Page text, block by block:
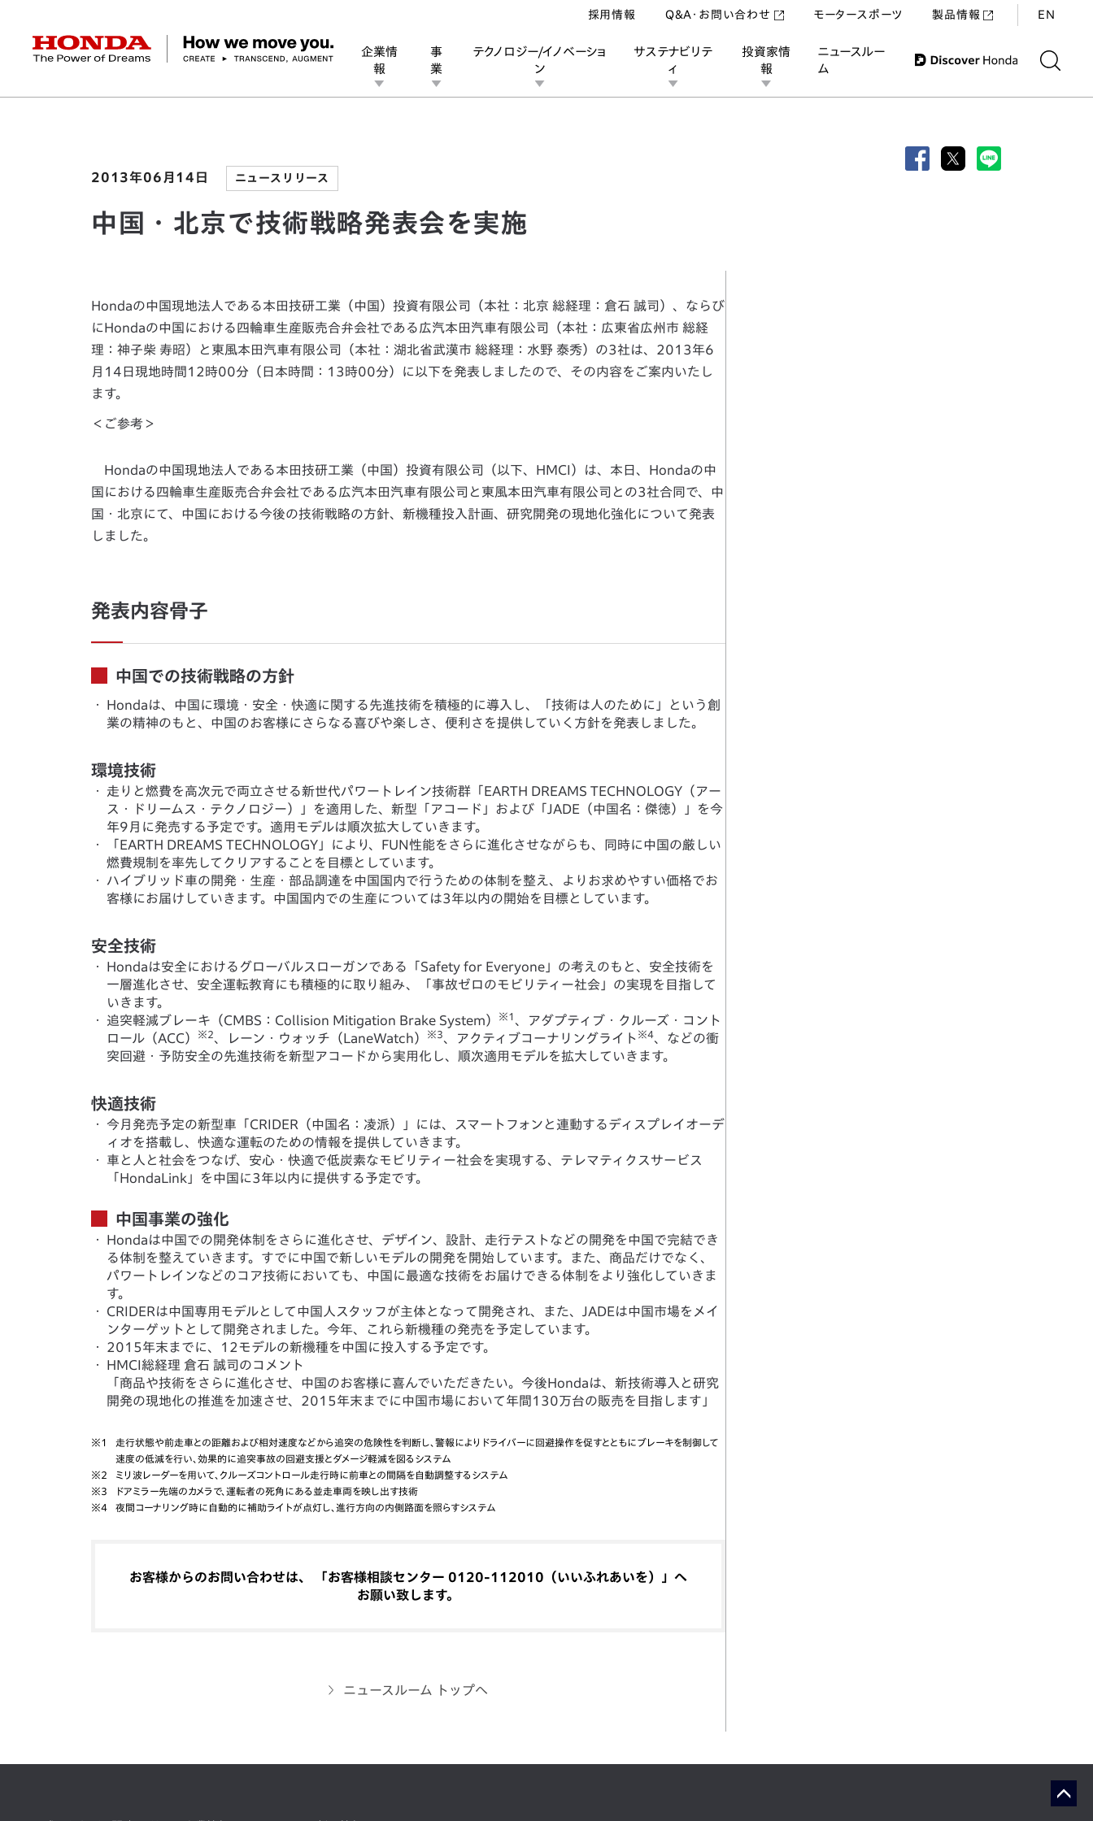
HONDA The Power of Dreams
企業情
報
社長メッセージ 経営方針 会社概要 ヒストリー
事
業
バイク パワープロダクツ マリン その他事業
テクノロジー/イノベーショ
ン
テクノロジー デザイン オープンイノベーション
サステナビリテ
ィ
ESGレポート Honda Report 環境 社会 ガバナンス
投資家情
報
IR資料室 財務・業績情報 株式・債券情報
ニュースルー
ム
ニュースルーム
Discover Honda
採用情報 Q&A・お問い合わせ モータースポーツ 製品情報 EN
中国・北京で技術戦略発表会を実施
2013年06月14日 ニュースリリース
中国・北京で技術戦略発表会を実施
Hondaの中国現地法人である本田技研工業（中国）投資有限公司（本社：北京 総経理：倉石 誠司）、ならび
にHondaの中国における四輪車生産販売合弁会社である広汽本田汽車有限公司（本社：広東省広州市 総経
理：神子柴 寿昭）と東風本田汽車有限公司（本社：湖北省武漢市 総経理：水野 泰秀）の3社は、2013年6
月14日現地時間12時00分（日本時間：13時00分）に以下を発表しましたので、その内容をご案内いたし
ます。
＜ご参考＞
Hondaの中国現地法人である本田技研工業（中国）投資有限公司（以下、HMCI）は、本日、Hondaの中
国における四輪車生産販売合弁会社である広汽本田汽車有限公司と東風本田汽車有限公司との3社合同で、中
国・北京にて、中国における今後の技術戦略の方針、新機種投入計画、研究開発の現地化強化について発表
しました。
発表内容骨子
中国での技術戦略の方針
・
Hondaは、中国に環境・安全・快適に関する先進技術を積極的に導入し、「技術は人のために」という創
業の精神のもと、中国のお客様にさらなる喜びや楽しさ、便利さを提供していく方針を発表しました。
環境技術
・
走りと燃費を高次元で両立させる新世代パワートレイン技術群「EARTH DREAMS TECHNOLOGY（アー
ス・ドリームス・テクノロジー）」を適用した、新型「アコード」および「JADE（中国名：傑徳）」を今
年9月に発売する予定です。適用モデルは順次拡大していきます。
・
「EARTH DREAMS TECHNOLOGY」により、FUN性能をさらに進化させながらも、同時に中国の厳しい
燃費規制を率先してクリアすることを目標としています。
・
ハイブリッド車の開発・生産・部品調達を中国国内で行うための体制を整え、よりお求めやすい価格でお
客様にお届けしていきます。中国国内での生産については3年以内の開始を目標としています。
安全技術
・
Hondaは安全におけるグローバルスローガンである「Safety for Everyone」の考えのもと、安全技術を
一層進化させ、安全運転教育にも積極的に取り組み、「事故ゼロのモビリティー社会」の実現を目指して
いきます。
・
追突軽減ブレーキ（CMBS：Collision Mitigation Brake System） ※1 、アダプティブ・クルーズ・コント
ロール（ACC）
※2、レーン・ウォッチ（LaneWatch） ※3、アクティブコーナリングライト ※4、などの衝
突回避・予防安全の先進技術を新型アコードから実用化し、順次適用モデルを拡大していきます。
快適技術
・
今月発売予定の新型車「CRIDER（中国名：凌派）」には、スマートフォンと連動するディスプレイオーデ
ィオを搭載し、快適な運転のための情報を提供していきます。
・
車と人と社会をつなげ、安心・快適で低炭素なモビリティー社会を実現する、テレマティクスサービス
「HondaLink」を中国に3年以内に提供する予定です。
中国事業の強化
・
Hondaは中国での開発体制をさらに進化させ、デザイン、設計、走行テストなどの開発を中国で完結でき
る体制を整えていきます。すでに中国で新しいモデルの開発を開始しています。また、商品だけでなく、
パワートレインなどのコア技術においても、中国に最適な技術をお届けできる体制をより強化していきま
す。
・
CRIDERは中国専用モデルとして中国人スタッフが主体となって開発され、また、JADEは中国市場をメイ
ンターゲットとして開発されました。今年、これら新機種の発売を予定しています。
・
2015年末までに、12モデルの新機種を中国に投入する予定です。
・
HMCI総経理 倉石 誠司のコメント
「商品や技術をさらに進化させ、中国のお客様に喜んでいただきたい。今後Hondaは、新技術導入と研究
開発の現地化の推進を加速させ、2015年末までに中国市場において年間130万台の販売を目指します」
※1
走行状態や前走車との距離および相対速度などから追突の危険性を判断し、警報によりドライバーに回避操作を促すとともにブレーキを制御して
速度の低減を行い、効果的に追突事故の回避支援とダメージ軽減を図るシステム
※2
ミリ波レーダーを用いて、クルーズコントロール走行時に前車との間隔を自動調整するシステム
※3
ドアミラー先端のカメラで、運転者の死角にある並走車両を映し出す技術
※4
夜間コーナリング時に自動的に補助ライトが点灯し、進行方向の内側路面を照らすシステム
お客様からのお問い合わせは、 「お客様相談センター 0120-112010（いいふれあいを）」へ
お願い致します。
ニュースルーム トップへ